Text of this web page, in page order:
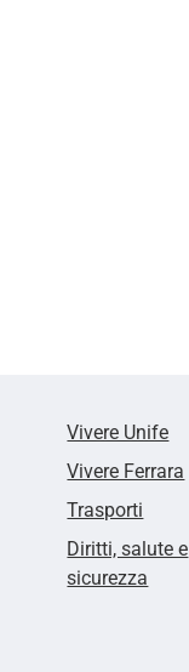
Vivere Unife
Vivere Ferrara
Trasporti
Diritti, salute e
sicurezza